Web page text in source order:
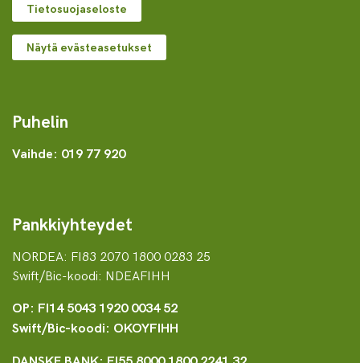
Tietosuojaseloste
Näytä evästeasetukset
Puhelin
Vaihde: 019 77 920
Pankkiyhteydet
NORDEA: FI83 2070 1800 0283 25
Swift/Bic-koodi: NDEAFIHH
OP: FI14 5043 1920 0034 52
Swift/Bic-koodi: OKOYFIHH